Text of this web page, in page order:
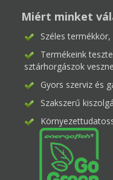
Miért minket
Széles
Termékeink
sztárhorgászok
Gyors szerviz és
Szakszerű